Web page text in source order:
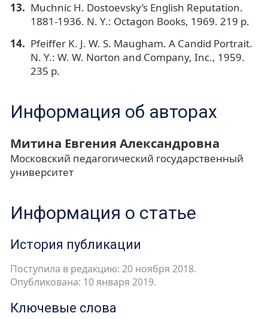
Muchnic H. Dostoevsky’s English Reputation.
1881-1936. N. Y.: Octagon Books, 1969. 219 p.
Pfeiffer K. J. W. S. Maugham. A Candid Portrait.
N. Y.: W. W. Norton and Company, Inc., 1959.
235 p.
Информация об авторах
Митина Евгения Александровна
Московский педагогический государственный
университет
Информация о статье
История публикации
Поступила в редакцию: 20 ноября 2018.
Опубликована: 10 января 2019.
Ключевые слова